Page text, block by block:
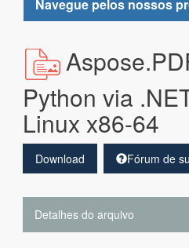
Navegue pelos nossos
Python via
Linux x86-64
Download Fórum de
Detalhes do arquivo